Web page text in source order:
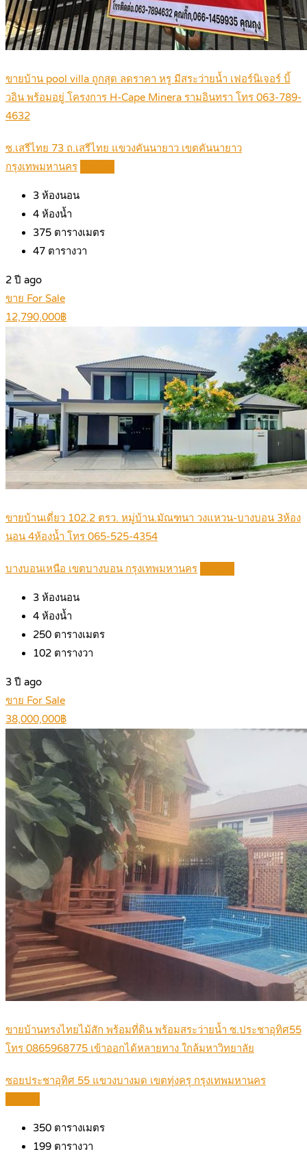
ขายบ้าน pool villa ถูกสุด ลดราคา หรู มีสระว่ายน้ำ เฟอร์นิเจอร์ บิ้
วอิน พร้อมอยู่ โครงการ H-Cape Minera รามอินทรา โทร 063-789-
4632
ซ.เสรีไทย 73 ถ.เสรีไทย แขวงคันนายาว เขตคันนายาว
กรุงเทพมหานคร
3 ห้องนอน
4 ห้องน้ำ
375 ตารางเมตร
47 ตารางวา
2 ปี ago
ขาย For Sale
12,790,000฿
ขายบ้านเดี่ยว 102.2 ตรว. หมู่บ้าน.มัณฑนา วงแหวน-บางบอน 3ห้อง
นอน 4ห้องน้ำ โทร 065-525-4354
บางบอนเหนือ เขตบางบอน กรุงเทพมหานคร
3 ห้องนอน
4 ห้องน้ำ
250 ตารางเมตร
102 ตารางวา
3 ปี ago
ขาย For Sale
38,000,000฿
ขายบ้านทรงไทยไม้สัก พร้อมที่ดิน พร้อมสระว่ายน้ำ ซ.ประชาอุทิศ55
โทร 0865968775 เข้าออกได้หลายทาง ใกล้มหาวิทยาลัย
ซอยประชาอุทิศ 55 แขวงบางมด เขตทุ่งครุ กรุงเทพมหานคร
350 ตารางเมตร
199 ตารางวา